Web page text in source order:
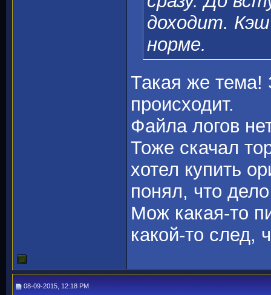
доходит.
норме.
Такая же тема!
происходит.
Файла логов
Тоже скачал
хотел купить
понял, что
Мож какая-то
какой-то след,
08-09-2015, 12:18 PM